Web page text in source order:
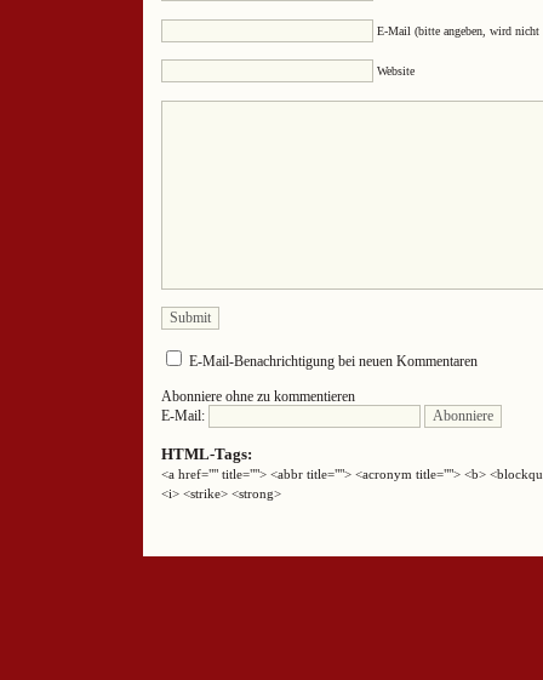
E-Mail (bitte angeben, wird nicht
Website
E-Mail-Benachrichtigung bei neuen Kommentaren
Abonniere ohne zu kommentieren
E-Mail:
HTML-Tags:
<a href="" title=""> <abbr title=""> <acronym title=""> <b>
<i> <strike> <strong>